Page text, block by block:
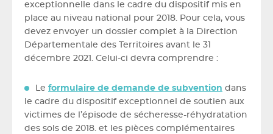
exceptionnelle dans le cadre du dispositif mis en
place au niveau national pour 2018. Pour cela, vous
devez envoyer un dossier complet à la Direction
Départementale des Territoires avant le 31
décembre 2021. Celui-ci devra comprendre :
Le formulaire de demande de subvention dans
le cadre du dispositif exceptionnel de soutien aux
victimes de l’épisode de sécheresse-réhydratation
des sols de 2018. et les pièces complémentaires